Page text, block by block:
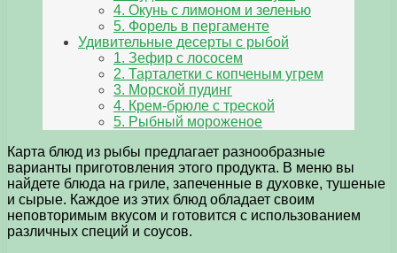
4. Окунь с лимоном и зеленью
5. Форель в пергаменте
Удивительные десерты с рыбой
1. Зефир с лососем
2. Тарталетки с копченым угрем
3. Морской пудинг
4. Крем-брюле с треской
5. Рыбный мороженое
Карта блюд из рыбы предлагает разнообразные
варианты приготовления этого продукта. В меню вы
найдете блюда на гриле, запеченные в духовке, тушеные
и сырые. Каждое из этих блюд обладает своим
неповторимым вкусом и готовится с использованием
различных специй и соусов.